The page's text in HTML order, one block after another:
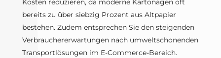
Kosten reduzieren, da moderne Kartonagen oft
bereits zu über siebzig Prozent aus Altpapier
bestehen. Zudem entsprechen Sie den steigenden
Verbrauchererwartungen nach umweltschonenden
Transportlösungen im E-Commerce-Bereich.